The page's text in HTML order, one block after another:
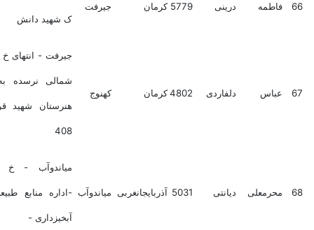
فاطمه درینی 5779 کرمان
ک شهید دانش
عباس دلفاردی 4802 کرمان
جیرفت - انتهای خ کشاورز
شمالی نرسده به کوچه
هنرستان شهید قرنی پ
محرمعلی دیانتی 5031 آذربایجانغربی میاندوآب
میاندوآب - خ ساحلی
-اداره منابع طبیعی - و
آبخیزداری -